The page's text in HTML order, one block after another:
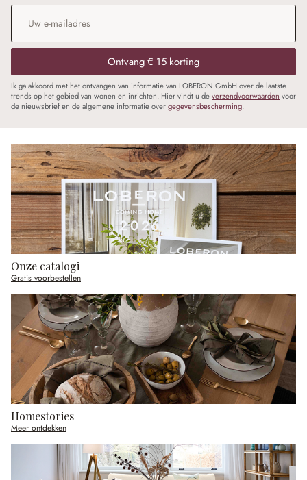
E-mailadres
Ontvang € 15 korting
Ik ga akkoord met het ontvangen van informatie van LOBERON GmbH over de laatste
trends op het gebied van wonen en inrichten. Hier vindt u deverzendvoorwaarden voor
de nieuwsbrief en de algemene informatie overgegevensbescherming.
Onze catalogi
Gratis voorbestellen
Homestories
Meer ontdekken